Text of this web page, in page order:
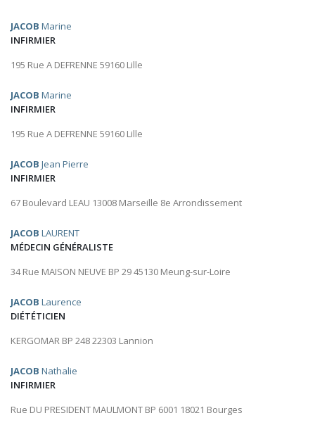
JACOB Marine
INFIRMIER
195 Rue A DEFRENNE 59160 Lille
JACOB Marine
INFIRMIER
195 Rue A DEFRENNE 59160 Lille
JACOB Jean Pierre
INFIRMIER
67 Boulevard LEAU 13008 Marseille 8e Arrondissement
JACOB LAURENT
MÉDECIN GÉNÉRALISTE
34 Rue MAISON NEUVE BP 29 45130 Meung-sur-Loire
JACOB Laurence
DIÉTÉTICIEN
KERGOMAR BP 248 22303 Lannion
JACOB Nathalie
INFIRMIER
Rue DU PRESIDENT MAULMONT BP 6001 18021 Bourges